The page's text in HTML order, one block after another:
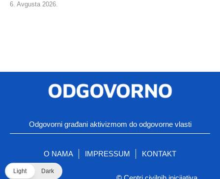
6. Avgusta 2026.
Odgovorni građani aktivizmom do odgovorne vlasti
O NAMA IMPRESSUM KONTAKT
Light Dark